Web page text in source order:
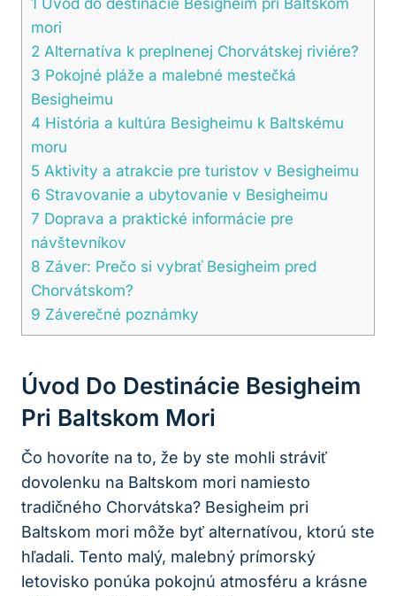
mori
2 Alternatíva k preplnenej Chorvátskej riviére?
3 Pokojné pláže a malebné mestečká
Besigheimu
4 História a kultúra Besigheimu k Baltskému
moru
5 Aktivity a atrakcie pre turistov v Besigheimu
6 Stravovanie a ubytovanie v Besigheimu
7 Doprava a praktické informácie pre
návštevníkov
8 Záver: Prečo si vybrať Besigheim pred
Chorvátskom?
9 Záverečné poznámky
Úvod Do Destinácie Besigheim
Pri Baltskom Mori
Čo hovoríte na to, že by ste mohli stráviť
dovolenku na Baltskom mori namiesto
tradičného Chorvátska? Besigheim pri
Baltskom mori môže byť alternatívou, ktorú ste
hľadali. Tento malý, malebný prímorský
letovisko ponúka pokojnú atmosféru a krásne